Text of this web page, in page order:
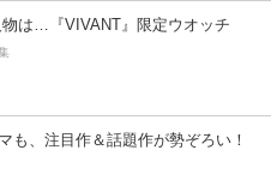
は…『VIVANT』限定ウオッチ
も、注目作＆話題作が勢ぞろい！